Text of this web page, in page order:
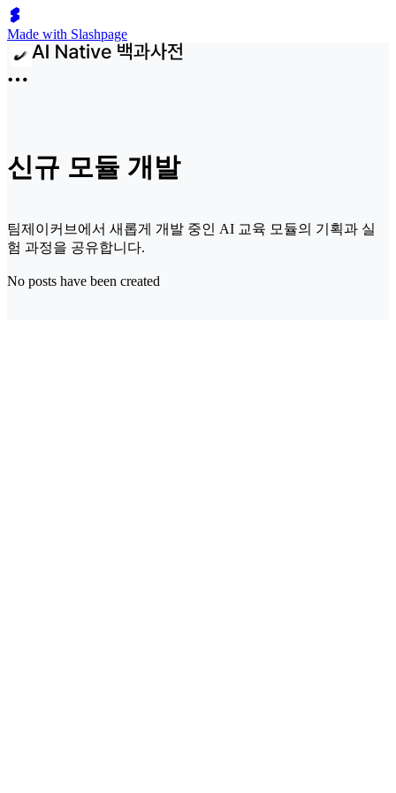
Made with Slashpage
신규 모듈 개발
팀제이커브에서 새롭게 개발 중인 AI 교육 모듈의 기획과 실
험 과정을 공유합니다.
No posts have been created